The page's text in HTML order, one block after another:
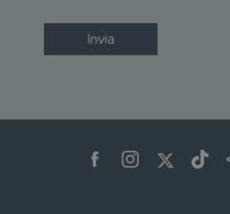
Invia
per il dominio corrente.